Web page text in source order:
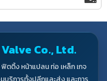
Co., Ltd.
ตติ้ง หน้าแปลน ท่อ เหล็ก เกจ